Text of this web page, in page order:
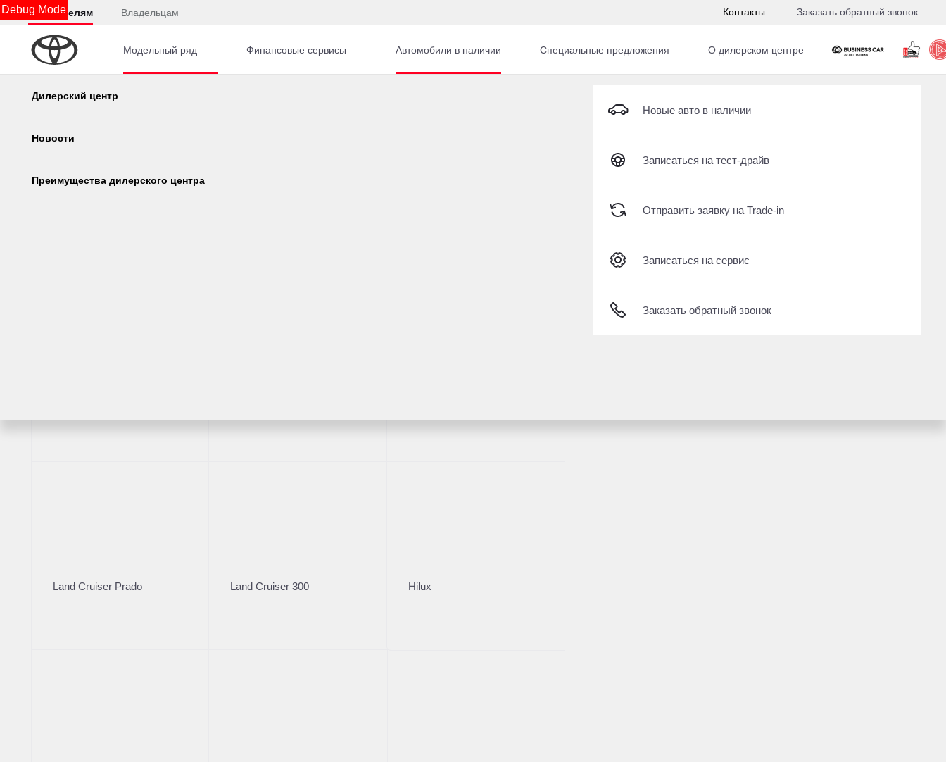
Debug Mode
Покупателям Владельцам Контакты Заказать обратный звонок
Модельный ряд
Land Cruiser Prado Land Cruiser 300 Hilux
Получить консультацию по кредиту
Отправить заявку на Трейд-ин
Записаться на сервис
Заказать обратный звонок
Финансовые сервисы
Калькулятор
Консультация по кредиту
Онлайн-одобрение
Рассчитать кредит
Записаться на сервис
Отправить заявку на Трейд-ин
Заказать обратный звонок
Автомобили в наличии Специальные предложения О дилерском центре
Дилерский центр
Новости
Преимущества дилерского центра
Новые авто в наличии
Записаться на тест-драйв
Отправить заявку на Trade-in
Записаться на сервис
Заказать обратный звонок
Knewstar 001 2025